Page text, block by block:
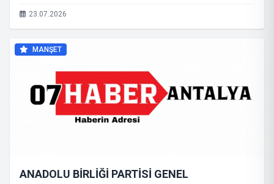
ZİYARET
23.07.2026
MANŞET
ANADOLU BİRLİĞİ PARTİSİ GENEL